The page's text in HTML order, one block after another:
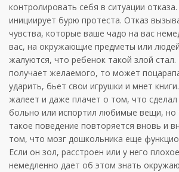
контролировать себя в ситуации
инициирует бурю протеста. Отказ
чувства, которые ваше чадо на вас
вас, на окружающие предметы или
жалуются, что ребенок такой злой стал.
получает желаемого, то может
ударить, бьет свои игрушки и мнет
жалеет и даже плачет о том, что
больно или испортил любимые вещи, но
такое поведение повторяется вновь и
том, что мозг дошкольника еще
Если он зол, расстроен или у него
немедленно дает об этом знать